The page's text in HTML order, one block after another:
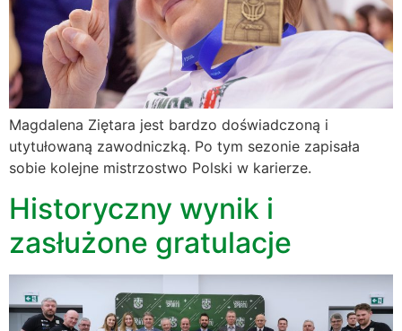
Magdalena Ziętara jest bardzo doświadczoną i
utytułowaną zawodniczką. Po tym sezonie zapisała
sobie kolejne mistrzostwo Polski w karierze.
Historyczny wynik i
zasłużone gratulacje